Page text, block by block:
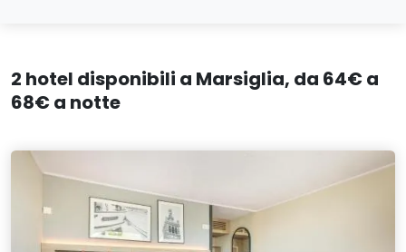
2 hotel disponibili a Marsiglia, da 64€ a
68€ a notte